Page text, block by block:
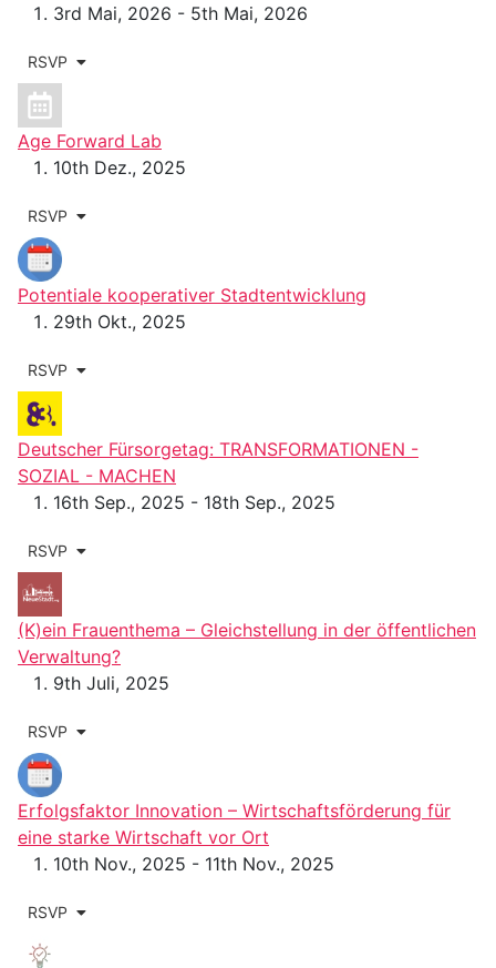
3rd Mai, 2026 - 5th Mai, 2026
RSVP
Age Forward Lab
10th Dez., 2025
RSVP
Potentiale kooperativer Stadtentwicklung
29th Okt., 2025
RSVP
Deutscher Fürsorgetag: TRANSFORMATIONEN -
SOZIAL - MACHEN
16th Sep., 2025 - 18th Sep., 2025
RSVP
(K)ein Frauenthema – Gleichstellung in der öffentlichen
Verwaltung?
9th Juli, 2025
RSVP
Erfolgsfaktor Innovation – Wirtschaftsförderung für
eine starke Wirtschaft vor Ort
10th Nov., 2025 - 11th Nov., 2025
RSVP